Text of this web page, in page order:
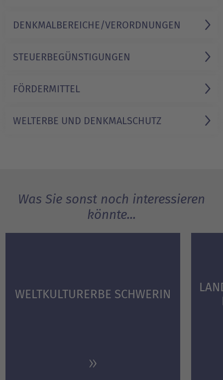
DENKMALBEREICHE/VERORDNUNGEN
STEUER­BEGÜNSTIGUNGEN
FÖRDERMITTEL
WELTERBE UND DENKMALSCHUTZ
Was Sie sonst noch interessieren
könnte...
WELTKULTURERBE SCHWERIN